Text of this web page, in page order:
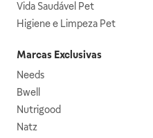
Vida Saudável Pet
Higiene e Limpeza Pet
Marcas Exclusivas
Needs
Bwell
Nutrigood
Natz